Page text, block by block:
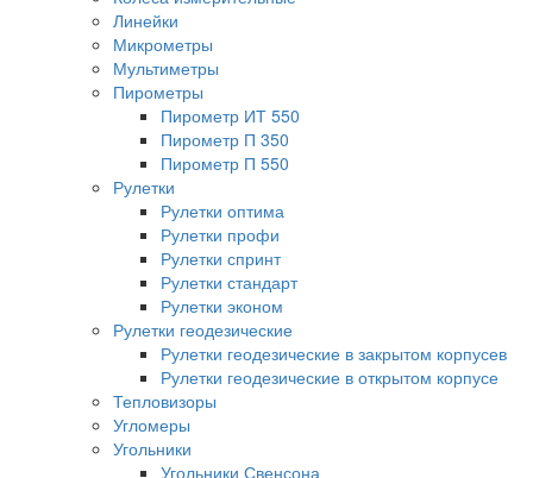
Линейки
Микрометры
Мультиметры
Пирометры
Пирометр ИТ 550
Пирометр П 350
Пирометр П 550
Рулетки
Рулетки оптима
Рулетки профи
Рулетки спринт
Рулетки стандарт
Рулетки эконом
Рулетки геодезические
Рулетки геодезические в закрытом корпусев
Рулетки геодезические в открытом корпусе
Тепловизоры
Угломеры
Угольники
Угольники Свенсона